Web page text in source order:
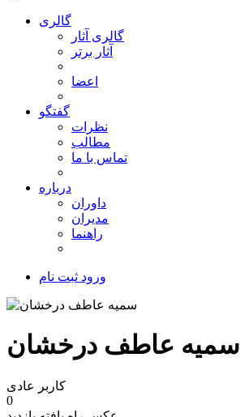
گالری
گالری آثار
آثار برتر
اعضا
گفتگو
نظرات
مطالب
تماس با ما
درباره
داوران
مدیران
راهنما
ورود ثبت نام
سمیه عاطف درخشان
کاربر عادی
0